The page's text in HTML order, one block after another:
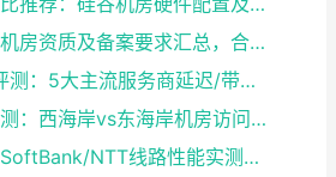
海外物理机选购：机房资质及备案要求汇总，合规与性能如何兼得？
2026香港服务器评测：5大主流服务商延迟/带宽/稳定性实测
美国服务器深度评测：西海岸vs东海岸机房访问速度对比，哪个更适合你？
日本服务器评测：SoftBank/NTT线路性能实测与选型建议